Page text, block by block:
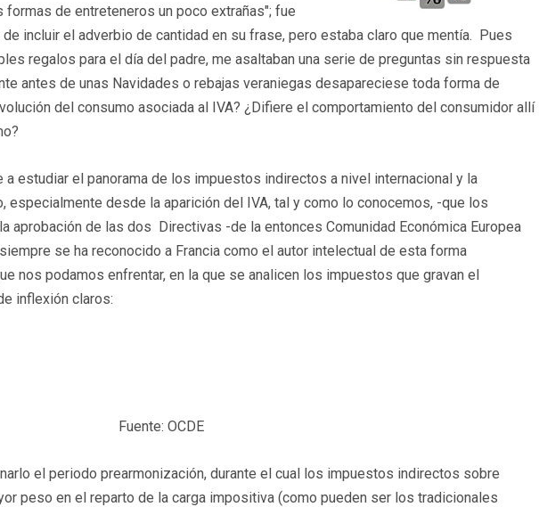
de entreteneros un poco extrañas"; fue
incluir el adverbio de cantidad en su frase, pero estaba claro que mentía. Pues
regalos para el día del padre, me asaltaban una serie de preguntas sin respuesta
antes de unas Navidades o rebajas veraniegas desapareciese toda forma de
del consumo asociada al IVA? ¿Difiere el comportamiento del consumidor allí
a estudiar el panorama de los impuestos indirectos a nivel internacional y la
especialmente desde la aparición del IVA, tal y como lo conocemos, -que los
aprobación de las dos Directivas -de la entonces Comunidad Económica Europea
se ha reconocido a Francia como el autor intelectual de esta forma
nos podamos enfrentar, en la que se analicen los impuestos que gravan el
inflexión claros:
Fuente: OCDE
el periodo prearmonización, durante el cual los impuestos indirectos sobre
peso en el reparto de la carga impositiva (como pueden ser los tradicionales